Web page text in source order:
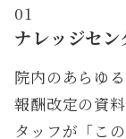
01
ナレッジセ
院内のあらゆ
報酬改定の資
タッフが「こ